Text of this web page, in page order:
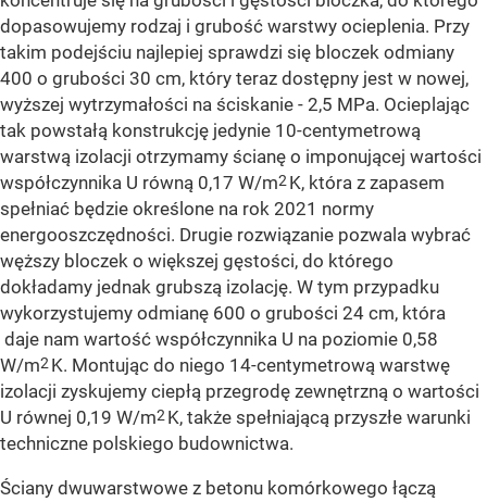
dopasowujemy rodzaj i grubość warstwy ocieplenia. Przy
takim podejściu najlepiej sprawdzi się bloczek odmiany
400 o grubości 30 cm, który teraz dostępny jest w nowej,
wyższej wytrzymałości na ściskanie - 2,5 MPa. Ocieplając
tak powstałą konstrukcję jedynie 10-centymetrową
warstwą izolacji otrzymamy ścianę o imponującej wartości
współczynnika U równą 0,17 W/m2 K, która z zapasem
spełniać będzie określone na rok 2021 normy
energooszczędności. Drugie rozwiązanie pozwala wybrać
węższy bloczek o większej gęstości, do którego
dokładamy jednak grubszą izolację. W tym przypadku
wykorzystujemy odmianę 600 o grubości 24 cm, która
daje nam wartość współczynnika U na poziomie 0,58
W/m2 K. Montując do niego 14-centymetrową warstwę
izolacji zyskujemy ciepłą przegrodę zewnętrzną o wartości
U równej 0,19 W/m2 K, także spełniającą przyszłe warunki
techniczne polskiego budownictwa.
Ściany dwuwarstwowe z betonu komórkowego łączą